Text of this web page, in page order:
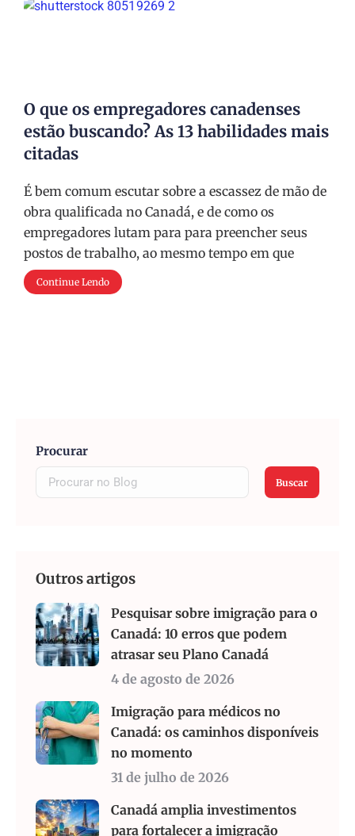
O que os empregadores canadenses
estão buscando? As 13 habilidades mais
citadas
É bem comum escutar sobre a escassez de mão de
obra qualificada no Canadá, e de como os
empregadores lutam para para preencher seus
postos de trabalho, ao mesmo tempo em que
Continue Lendo
Procurar
Buscar
Outros artigos
Pesquisar sobre imigração para o
Canadá: 10 erros que podem
atrasar seu Plano Canadá
4 de agosto de 2026
Imigração para médicos no
Canadá: os caminhos disponíveis
no momento
31 de julho de 2026
Canadá amplia investimentos
para fortalecer a imigração